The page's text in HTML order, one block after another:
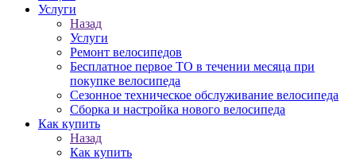
Услуги
Назад
Услуги
Ремонт велосипедов
Бесплатное первое ТО в течении месяца при
покупке велосипеда
Сезонное техническое обслуживание велосипеда
Сборка и настройка нового велосипеда
Как купить
Назад
Как купить